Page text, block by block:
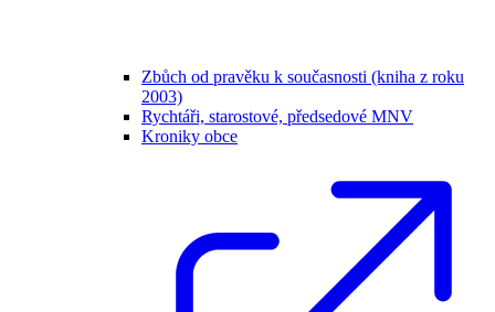
Zbůch od pravěku k současnosti (kniha z roku
2003)
Rychtáři, starostové, předsedové MNV
Kroniky obce